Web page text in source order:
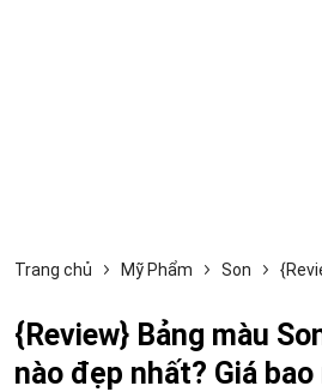
Trang chủ Mỹ Phẩm Son
{Review} Bảng màu
nào đẹp nhất? Giá